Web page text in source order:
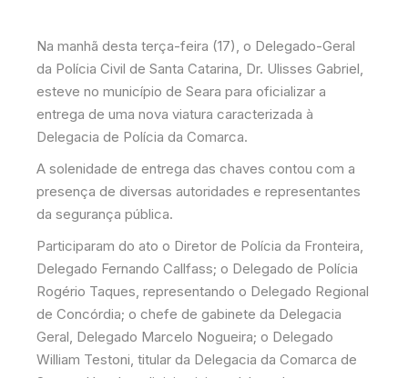
Na manhã desta terça-feira (17), o Delegado-Geral
da Polícia Civil de Santa Catarina, Dr. Ulisses Gabriel,
esteve no município de Seara para oficializar a
entrega de uma nova viatura caracterizada à
Delegacia de Polícia da Comarca.
A solenidade de entrega das chaves contou com a
presença de diversas autoridades e representantes
da segurança pública.
Participaram do ato o Diretor de Polícia da Fronteira,
Delegado Fernando Callfass; o Delegado de Polícia
Rogério Taques, representando o Delegado Regional
de Concórdia; o chefe de gabinete da Delegacia
Geral, Delegado Marcelo Nogueira; o Delegado
William Testoni, titular da Delegacia da Comarca de